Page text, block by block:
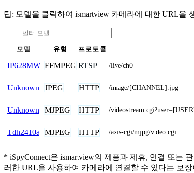
팁: 모델을 클릭하여 ismartview 카메라에 대한 URL을
모델 유형 프로토콜
IP628MW FFMPEG RTSP /live/ch0
Unknown JPEG HTTP /image/[CHANNEL].jpg
Unknown MJPEG HTTP /
Tdh2410a MJPEG HTTP /axis-cgi/mjpg/video.cgi
* iSpyConnect은 ismartview의 제품과 제휴, 연결 또는
러한 URL을 사용하여 카메라에 연결할 수 있다는 보